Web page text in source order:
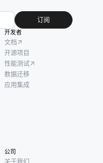
订阅
开发者
文档
开源项目
性能测试
数据迁移
应用集成
公司
关于我们